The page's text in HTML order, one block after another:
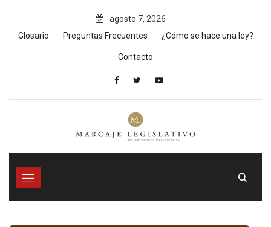
content
agosto 7, 2026
Glosario
Preguntas Frecuentes ¿Cómo se hace una ley?
Contacto